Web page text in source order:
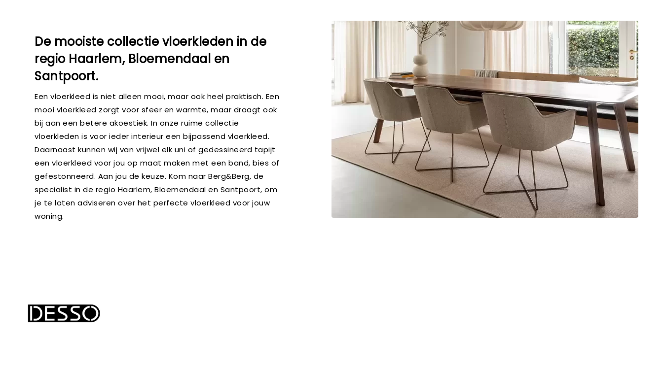
De mooiste collectie vloerkleden in de
regio Haarlem, Bloemendaal en
Santpoort.
Een vloerkleed is niet alleen mooi, maar ook heel praktisch. Een
mooi vloerkleed zorgt voor sfeer en warmte, maar draagt ook
bij aan een betere akoestiek. In onze ruime collectie
vloerkleden is voor ieder interieur een bijpassend vloerkleed.
Daarnaast kunnen wij van vrijwel elk uni of gedessineerd tapijt
een vloerkleed voor jou op maat maken met een band, bies of
gefestonneerd. Aan jou de keuze. Kom naar Berg&Berg, de
specialist in de regio Haarlem, Bloemendaal en Santpoort, om
je te laten adviseren over het perfecte vloerkleed voor jouw
woning.